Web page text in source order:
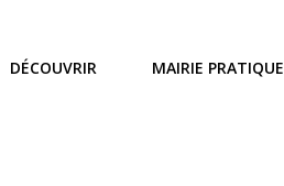
DÉCOUVRIR MAIRIE PRATIQUE